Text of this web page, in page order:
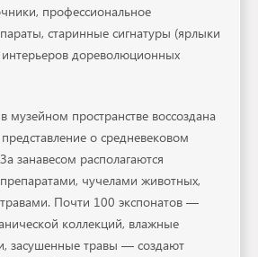
профессиональное
старинные сигнатуры (ярлыки
дореволюционных
пространстве воссоздана
о средневековом
занавесом располагаются
чучелами животных,
Почти 100 экспонатов —
коллекций, влажные
засушенные травы — создают